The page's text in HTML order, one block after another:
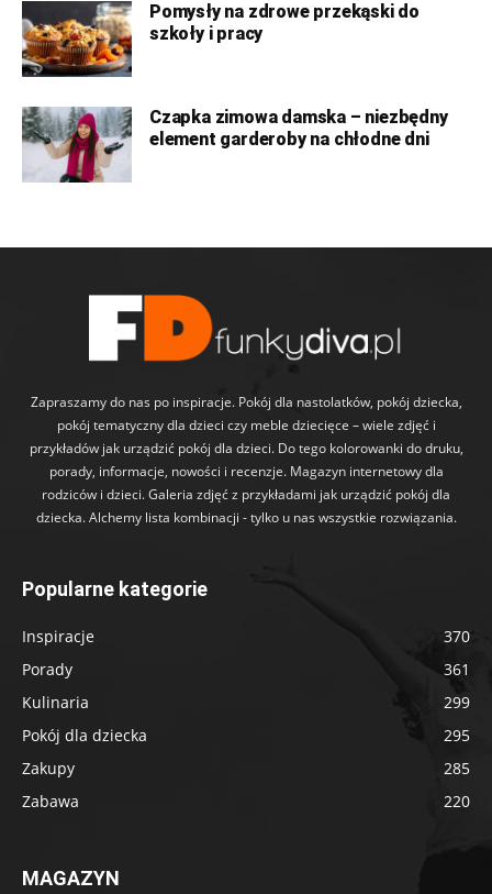
Pomysły na zdrowe przekąski do
szkoły i pracy
Czapka zimowa damska – niezbędny
element garderoby na chłodne dni
Zapraszamy do nas po inspiracje. Pokój dla nastolatków, pokój dziecka,
pokój tematyczny dla dzieci czy meble dziecięce – wiele zdjęć i
przykładów jak urządzić pokój dla dzieci. Do tego kolorowanki do druku,
porady, informacje, nowości i recenzje. Magazyn internetowy dla
rodziców i dzieci. Galeria zdjęć z przykładami jak urządzić pokój dla
dziecka. Alchemy lista kombinacji - tylko u nas wszystkie rozwiązania.
Popularne kategorie
Inspiracje
370
Porady
361
Kulinaria
299
Pokój dla dziecka
295
Zakupy
285
Zabawa
220
MAGAZYN